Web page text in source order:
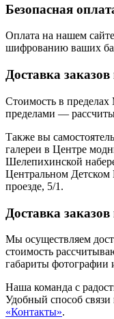
Безопасная
Оплата на нашем сайте
шифрованию ваших
Доставка
Стоимость в
пределами —
Также вы
галереи в Центре
Шелепихинской
Центральном
проезде, 5/1.
Доставка
Мы осуществляем
стоимость
габариты фотографии
Наша команда с
Удобный способ
«Контакты».